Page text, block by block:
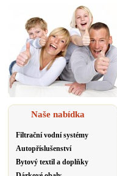
Naše nabídka
Filtrační vodní systémy
Autopříslušenství
Bytový textil a doplňky